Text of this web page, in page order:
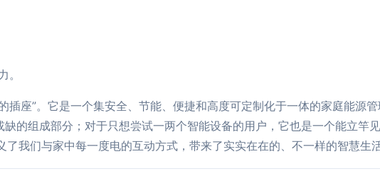
插座”。它是一个集安全、节能、便捷和高度可定制化于一体的家庭能源
的组成部分；对于只想尝试一两个智能设备的用户，它也是一个能立竿
我们与家中每一度电的互动方式，带来了实实在在的、不一样的智慧生活